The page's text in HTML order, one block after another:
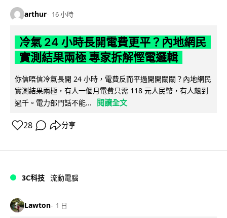
arthur 16 小時
冷氣 24 小時長開電費更平？內地網民
實測結果兩極 專家拆解慳電邏輯
你信唔信冷氣長開 24 小時，電費反而平過開開關關？內地網民
實測結果兩極，有人一個月電費只需 118 元人民幣，有人飆到
過千。電力部門話不能...
閱讀全文
28 分享
3C科技 流動電腦
Lawton 1 日